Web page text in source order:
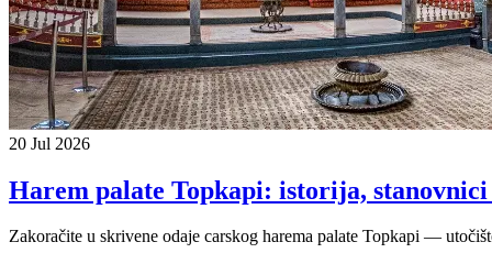
20 Jul 2026
Harem palate Topkapi: istorija,
Zakoračite u skrivene odaje carskog harema palate Topkapi —